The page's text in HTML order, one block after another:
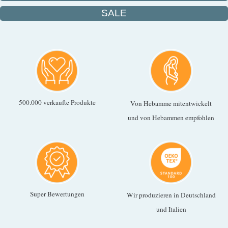
SALE
500.000 verkaufte Produkte
Von Hebamme mitentwickelt
und von Hebammen empfohlen
Super Bewertungen
Wir produzieren in Deutschland
und Italien